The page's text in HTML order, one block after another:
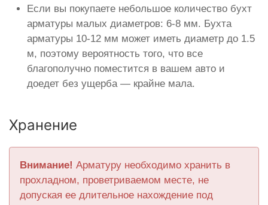
Если вы покупаете небольшое количество бухт
арматуры малых диаметров: 6-8 мм. Бухта
арматуры 10-12 мм может иметь диаметр до 1.5
м, поэтому вероятность того, что все
благополучно поместится в вашем авто и
доедет без ущерба — крайне мала.
Хранение
Внимание! Арматуру необходимо хранить в
прохладном, проветриваемом месте, не
допуская ее длительное нахождение под